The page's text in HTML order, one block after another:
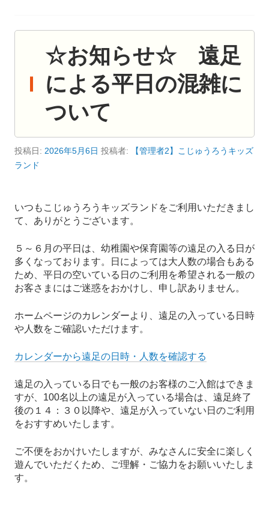
☆お知らせ☆ 遠足
による平日の混雑に
ついて
投稿日: 2026年5月6日 投稿者:
【管理者2】こじゅうろうキッズ
ランド
いつもこじゅうろうキッズランドをご利用いただきまし
て、ありがとうございます。
５～６月の平日は、幼稚園や保育園等の遠足の入る日が
多くなっております。日によっては大人数の場合もある
ため、平日の空いている日のご利用を希望される一般の
お客さまにはご迷惑をおかけし、申し訳ありません。
ホームページのカレンダーより、遠足の入っている日時
や人数をご確認いただけます。
カレンダーから遠足の日時・人数を確認する
遠足の入っている日でも一般のお客様のご入館はできま
すが、100名以上の遠足が入っている場合は、遠足終了
後の１４：３０以降や、遠足が入っていない日のご利用
をおすすめいたします。
ご不便をおかけいたしますが、みなさんに安全に楽しく
遊んでいただくため、ご理解・ご協力をお願いいたしま
す。